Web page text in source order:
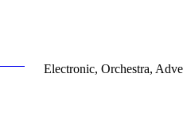
Electronic, Orchestra,